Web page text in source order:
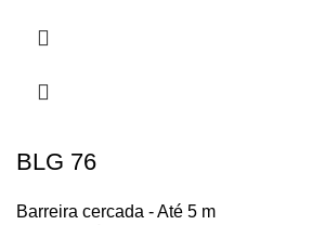
BLG 76
Barreira cercada - Até 5 m